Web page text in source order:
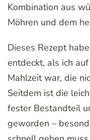
Kombination aus
Möhren und dem
Dieses Rezept
entdeckt, als ich
Mahlzeit war, die
Seitdem ist die
fester Bestandteil
geworden –